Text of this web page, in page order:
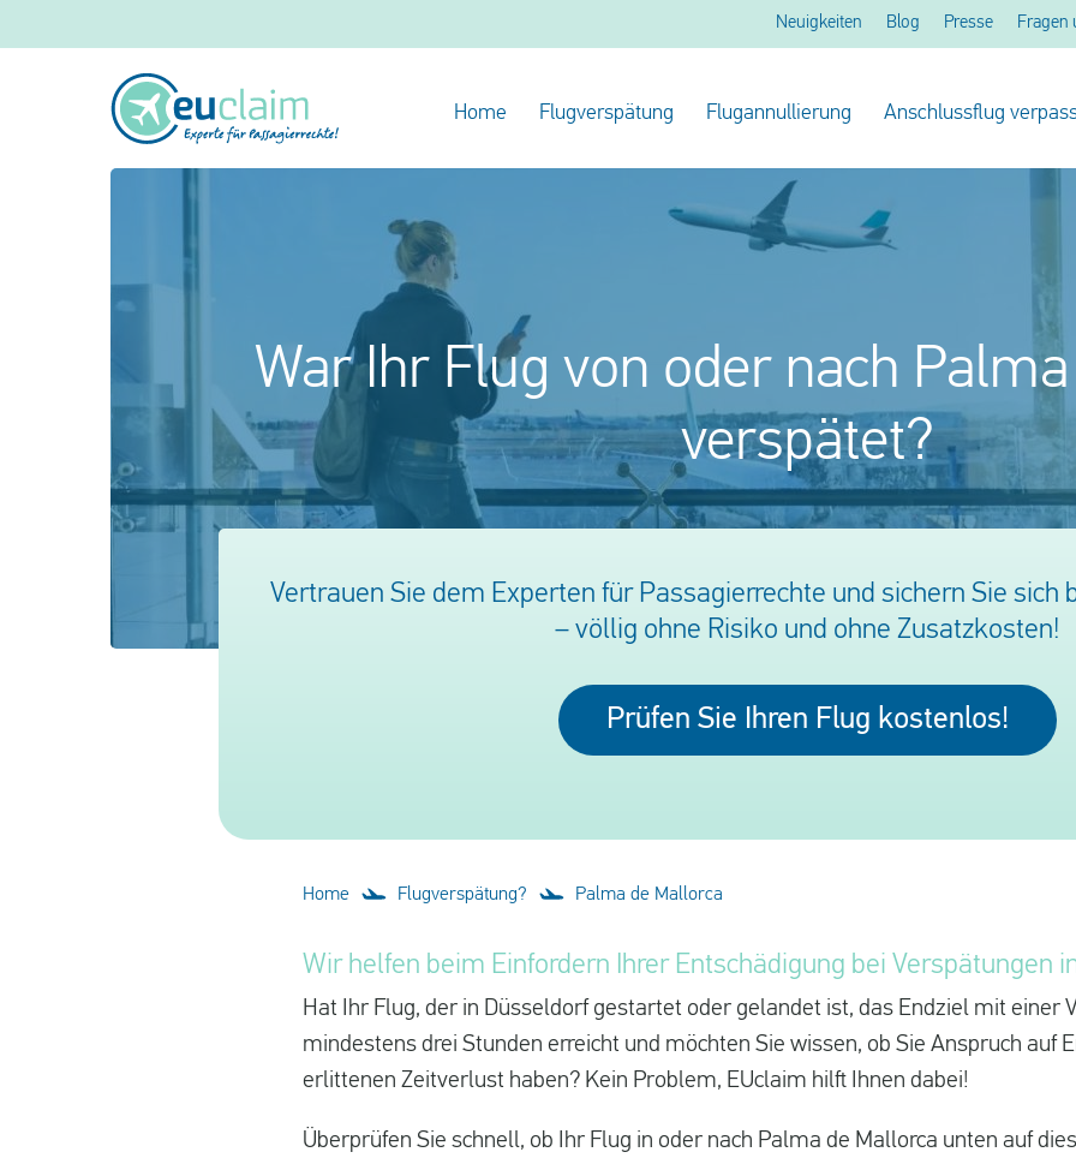
Neuigkeiten Blog Presse Fragen
Home Flugverspätung Flugannullierung Anschlussflug
War Ihr Flug von oder nach
verspätet?
Vertrauen Sie dem Experten für Passagierrechte und sichern Sie sich
– völlig ohne Risiko und ohne Zusatzkosten!
Prüfen Sie Ihren Flug kostenlos!
Home Flugverspätung? Palma de Mallorca
Wir helfen beim Einfordern Ihrer Entschädigung bei Verspätungen
Hat Ihr Flug, der in Düsseldorf gestartet oder gelandet ist, das Endziel mit einer
mindestens drei Stunden erreicht und möchten Sie wissen, ob Sie Anspruch auf
erlittenen Zeitverlust haben? Kein Problem, EUclaim hilft Ihnen dabei!
Überprüfen Sie schnell, ob Ihr Flug in oder nach Palma de Mallorca unten auf